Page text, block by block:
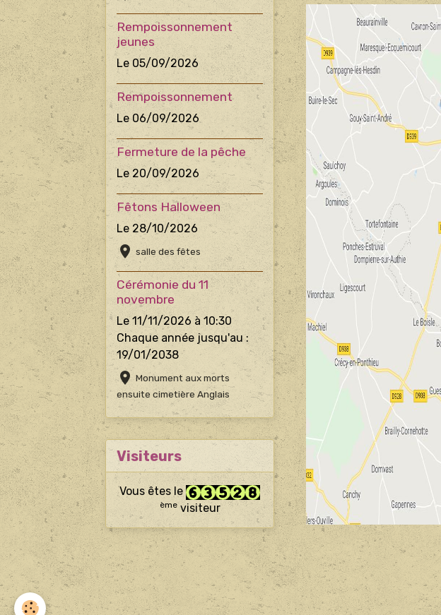
Rempoissonnement
jeunes
Le 05/09/2026
Rempoissonnement
Le 06/09/2026
Fermeture de la pêche
Le 20/09/2026
Fêtons Halloween
Le 28/10/2026
salle des fêtes
Cérémonie du 11
novembre
Le 11/11/2026 à 10:30
Chaque année jusqu'au :
19/01/2038
Monument aux morts
ensuite cimetière Anglais
Visiteurs
Vous êtes le
èmevisiteur